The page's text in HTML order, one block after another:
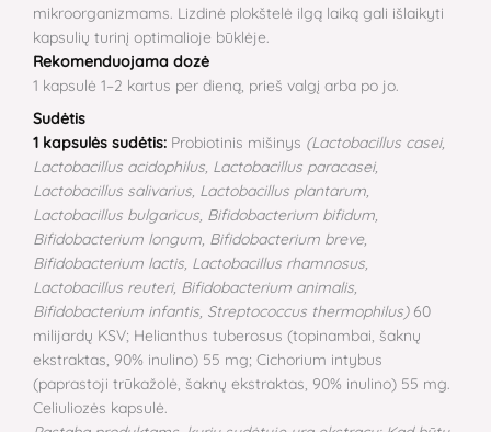
mikroorganizmams. Lizdinė plokštelė ilgą laiką gali išlaikyti
kapsulių turinį optimalioje būklėje.
Rekomenduojama dozė
1 kapsulė 1–2 kartus per dieną, prieš valgį arba po jo.
Sudėtis
1 kapsulės sudėtis: Probiotinis mišinys (Lactobacillus casei,
Lactobacillus acidophilus, Lactobacillus paracasei,
Lactobacillus salivarius, Lactobacillus plantarum,
Lactobacillus bulgaricus, Bifidobacterium bifidum,
Bifidobacterium longum, Bifidobacterium breve,
Bifidobacterium lactis, Lactobacillus rhamnosus,
Lactobacillus reuteri, Bifidobacterium animalis,
Bifidobacterium infantis, Streptococcus thermophilus)60
milijardų KSV; Helianthus tuberosus (topinambai, šaknų
ekstraktas, 90% inulino) 55 mg; Cichorium intybus
(paprastoji trūkažolė, šaknų ekstraktas, 90% inulino) 55 mg.
Celiuliozės kapsulė.